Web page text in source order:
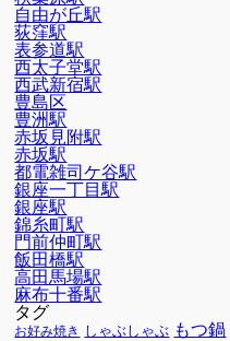
自由が丘駅
荻窪駅
表参道駅
西太子堂駅
西武新宿駅
豊島区
豊洲駅
赤坂見附駅
赤坂駅
都電雑司ケ谷駅
銀座一丁目駅
銀座駅
錦糸町駅
門前仲町駅
飯田橋駅
高田馬場駅
麻布十番駅
タグ
お好み焼き しゃぶしゃぶ もつ鍋